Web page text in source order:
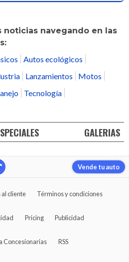
noticias navegando en las
Autos ecológicos
Lanzamientos
Motos
Tecnología
GALERIAS
Vende tu auto
cliente Términos y condiciones
Pricing Publicidad
Concesionarias RSS